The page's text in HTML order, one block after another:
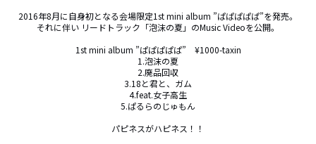
2016年8月に自身初となる会場限定1st mini album ”ぱぱぱぱぱ”を発売。
それに伴い リードトラック「泡沫の夏」のMusic Videoを公開。
1st mini album ”ぱぱぱぱぱ”　¥1000-taxin
1.泡沫の夏
2.廃品回収
3.18と君と、ガム
4.feat.女子高生
5.ぱるらのじゅもん
パピネスがハピネス！！